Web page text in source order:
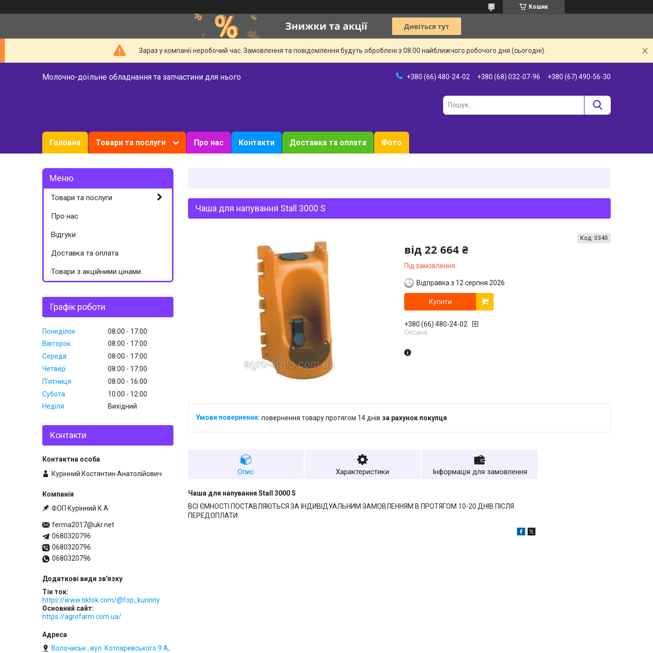
Кошик
Зараз у компанії неробочий час. Замовлення та повідомлення будуть оброблені з 08:00 найближчого робочого дня (сьогодні).
Молочно-доїльне обладнання та запчастини для нього +380 (66) 480-24-02 +380 (68) 032-07-96 +380 (67) 490-56-30
Головна Товари та послуги Про нас Контакти Доставка та оплата Фото
Чаша для напування Stall 3000 S
від 22 664 ₴
Під замовлення
Код: 0340
Відправка з 12 серпня 2026
Купити
+380 (66) 480-24-02
Оксана
повернення товару протягом 14 днів за рахунок покупця
Опис Характеристики Інформація для замовлення
Чаша для напування Stall 3000 S
ВСІ ЄМНОСТІ ПОСТАВЛЯЮТЬСЯ ЗА ІНДИВІДУАЛЬНИМ ЗАМОВЛЕННЯМ В ПРОТЯГОМ 10-20 ДНІВ ПІСЛЯ
ПЕРЕДОПЛАТИ.
Товари та послуги
Про нас
Відгуки
Доставка та оплата
Товари з акційними цінами
Графік роботи
Понеділок 08:00
17:00
Вівторок
08:00
17:00
Середа
08:00
17:00
Четвер
08:00
17:00
Пʼятниця
08:00
16:00
Субота
10:00
12:00
Неділя
Вихідний
Контакти
Курінний Костянтин Анатолійович
ФОП Курінний К.А
ferma2017@ukr.net
0680320796
0680320796
0680320796
Тік ток
https://www.tiktok.com/@fop_kurinny
Основний сайт
https://agrofarm.com.ua/
Волочиськ , вул. Котляревського 9 А,